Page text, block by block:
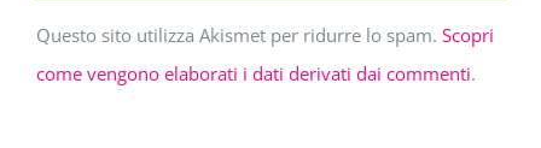
Questo sito utilizza Akismet per ridurre lo spam. Scopri
come vengono elaborati i dati derivati dai commenti.